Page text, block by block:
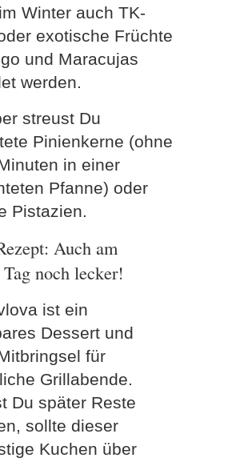
Winter auch TK-
exotische Früchte
und Maracujas
werden.
streust Du
Pinienkerne (ohne
in einer
Pfanne) oder
Pistazien.
Auch am
noch lecker!
ist ein
Dessert und
für
Grillabende.
Du später Reste
sollte dieser
Kuchen über